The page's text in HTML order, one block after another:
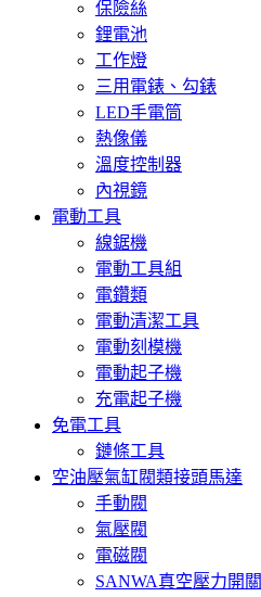
保險絲
鋰電池
工作燈
三用電錶、勾錶
LED手電筒
熱像儀
溫度控制器
內視鏡
電動工具
線鋸機
電動工具組
電鑽類
電動清潔工具
電動刻模機
電動起子機
充電起子機
免電工具
鏈條工具
空油壓氣缸閥類接頭馬達
手動閥
氣壓閥
電磁閥
SANWA真空壓力開關